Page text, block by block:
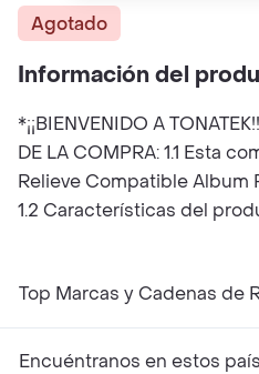
Agotado
Información del
*¡¡BIENVENIDO A
DE LA COMPRA: 1.1 Esta
Relieve Compatible Album
1.2 Características del
Top Marcas y Cadenas de
Encuéntranos en estos